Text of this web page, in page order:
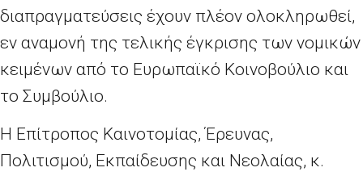
διαπραγματεύσεις έχουν πλέον ολοκληρωθεί,
εν αναμονή της τελικής έγκρισης των νομικών
κειμένων από το Ευρωπαϊκό Κοινοβούλιο και
το Συμβούλιο.
Η Επίτροπος Καινοτομίας, Έρευνας,
Πολιτισμού, Εκπαίδευσης και Νεολαίας, κ.